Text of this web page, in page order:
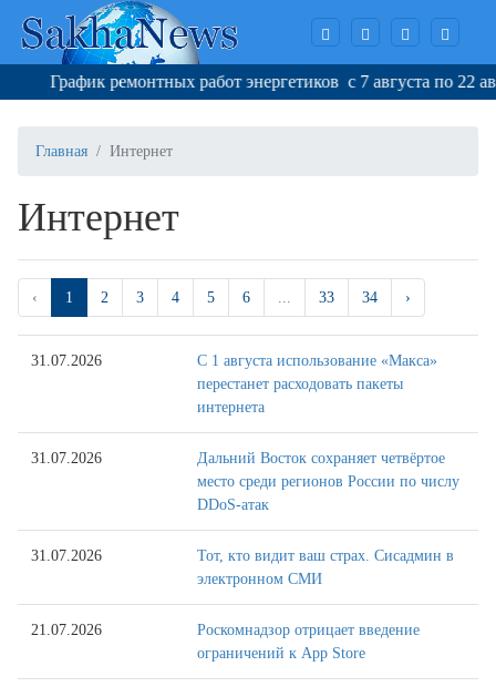
График ремонтных работ энергетиков с 7 августа по 22
Главная Интернет
Интернет
‹ 1 2 3 4 5 6 ... 33 34 ›
31.07.2026
С 1 августа использование «Макса»
перестанет расходовать пакеты
интернета
31.07.2026
Дальний Восток сохраняет четвёртое
место среди регионов России по числу
DDoS-атак
31.07.2026
Тот, кто видит ваш страх. Сисадмин в
электронном СМИ
21.07.2026
Роскомнадзор отрицает введение
ограничений к App Store